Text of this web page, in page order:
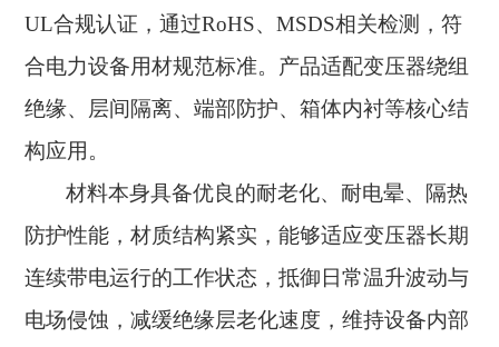
UL合规认证，通过RoHS、MSDS相关检测，符
合电力设备用材规范标准。产品适配变压器绕组
绝缘、层间隔离、端部防护、箱体内衬等核心结
构应用。
材料本身具备优良的耐老化、耐电晕、隔热
防护性能，材质结构紧实，能够适应变压器长期
连续带电运行的工作状态，抵御日常温升波动与
电场侵蚀，减缓绝缘层老化速度，维持设备内部